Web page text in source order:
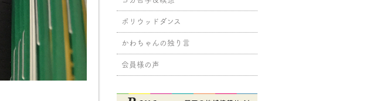
ボリウッドダンス
かわちゃんの独り言
会員様の声